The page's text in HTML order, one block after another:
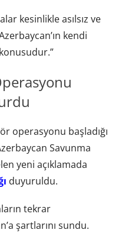
kesinlikle asılsız ve
kendi
operasyonu başladığı
Savunma
yeni açıklamada
duyuruldu.
tekrar
şartlarını sundu.